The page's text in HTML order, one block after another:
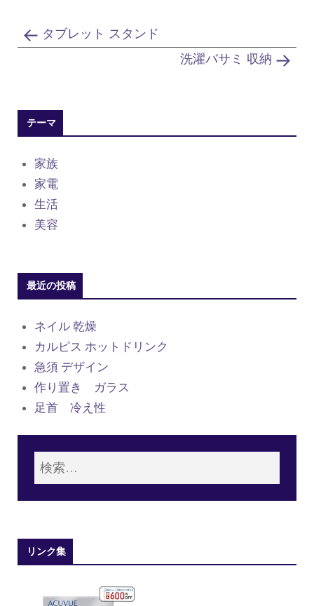
タブレット スタンド
洗濯バサミ 収納
テーマ
家族
家電
生活
美容
最近の投稿
ネイル 乾燥
カルピス ホットドリンク
急須 デザイン
作り置き ガラス
足首 冷え性
リンク集